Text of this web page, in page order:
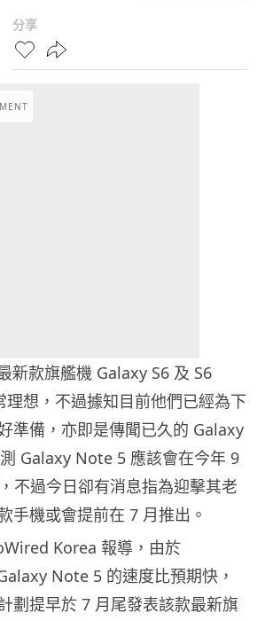
分享
新款旗艦機 Galaxy S6 及 S6
想，不過據知目前他們已經為下
準備，亦即是傳聞已久的 Galaxy
Galaxy Note 5 應該會在今年 9
不過今日卻有消息指為迎擊其老
手機或會提前在 7 月推出。
Korea 報導，由於
Note 5 的速度比預期快，
劃提早於 7 月尾發表該款最新旗